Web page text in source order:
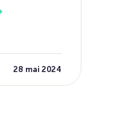
28 mai 2024